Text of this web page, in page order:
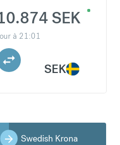
SEK
à 21:01
SEK
Swedish Krona